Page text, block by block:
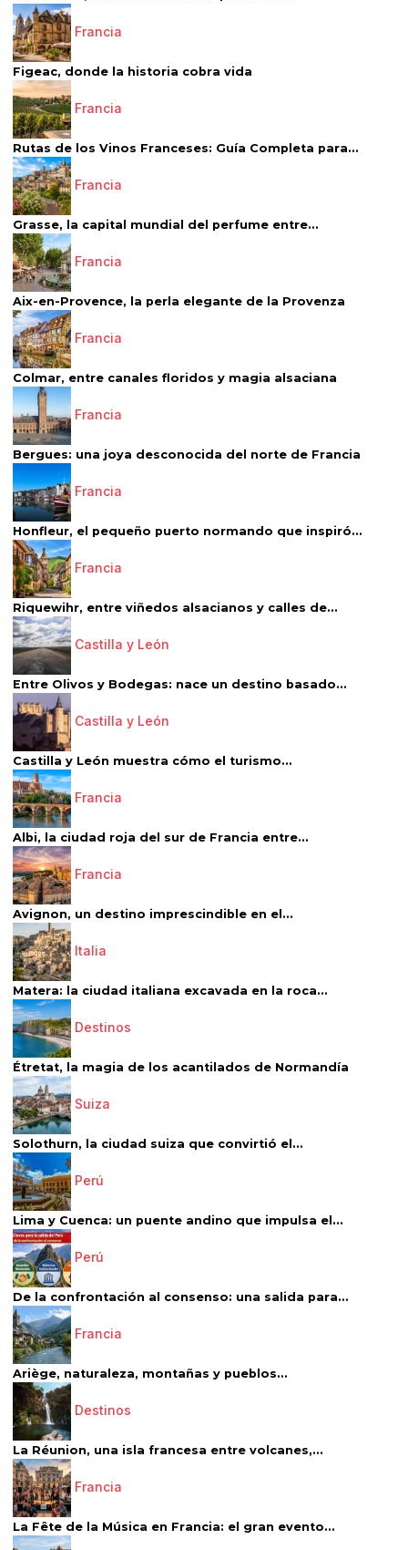
Francia
Figeac, donde la historia cobra vida
Francia
Rutas de los Vinos Franceses: Guía Completa para...
Francia
Grasse, la capital mundial del perfume entre...
Francia
Aix-en-Provence, la perla elegante de la Provenza
Francia
Colmar, entre canales floridos y magia alsaciana
Francia
Bergues: una joya desconocida del norte de Francia
Francia
Honfleur, el pequeño puerto normando que inspiró...
Francia
Riquewihr, entre viñedos alsacianos y calles de...
Castilla y León
Entre Olivos y Bodegas: nace un destino basado...
Castilla y León
Castilla y León muestra cómo el turismo...
Francia
Albi, la ciudad roja del sur de Francia entre...
Francia
Avignon, un destino imprescindible en el...
Italia
Matera: la ciudad italiana excavada en la roca...
Destinos
Étretat, la magia de los acantilados de Normandía
Suiza
Solothurn, la ciudad suiza que convirtió el...
Perú
Lima y Cuenca: un puente andino que impulsa el...
Perú
De la confrontación al consenso: una salida para...
Francia
Ariège, naturaleza, montañas y pueblos...
Destinos
La Réunion, una isla francesa entre volcanes,...
Francia
La Fête de la Música en Francia: el gran evento...